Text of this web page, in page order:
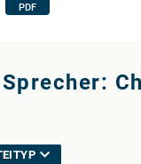
PDF